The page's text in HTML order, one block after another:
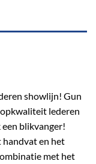
showlijn! Gun
lederen
blikvanger!
en het
met het